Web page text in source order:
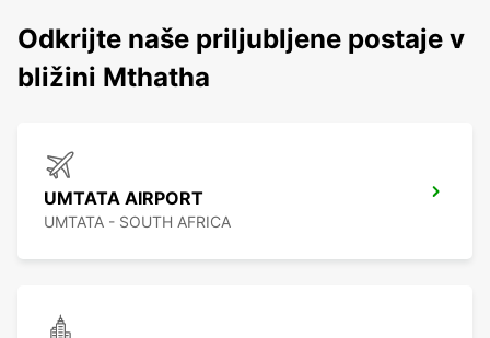
Odkrijte naše priljubljene postaje v
bližini Mthatha
UMTATA AIRPORT
UMTATA - SOUTH AFRICA